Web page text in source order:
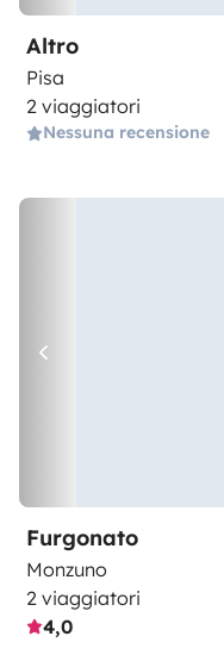
Altro
Pisa
2 viaggiatori
Nessuna recensione
Furgonato
Monzuno
2 viaggiatori
4,0